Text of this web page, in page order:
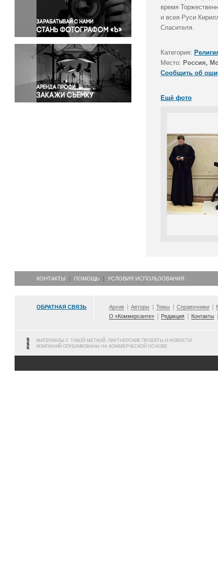
Правосудие
Происшествия и конфликты
Религия
Светская жизнь
Спорт
Экология
Экономика и бизнес
время
и всея Руси
Спасителя.
Категория:
Место: Россия,
Сообщить об
Ещё фото
КОНТАКТЫ ПОМОЩЬ УСЛОВИЯ ИСПОЛЬЗОВАНИЯ
ОБРАТНАЯ СВЯЗЬ Архив Авторы Темы Справочники
О «Коммерсанте»
Редакция Контакты
МАТЕРИАЛЫ С ТАКОЙ МЕТКОЙ, ПАРТНЕРСКИЕ ПРОЕКТЫ И НОВОСТИ
КОМПАНИЙ ОПУБЛИКОВАНЫ НА КОММЕРЧЕСКОЙ ОСНОВЕ